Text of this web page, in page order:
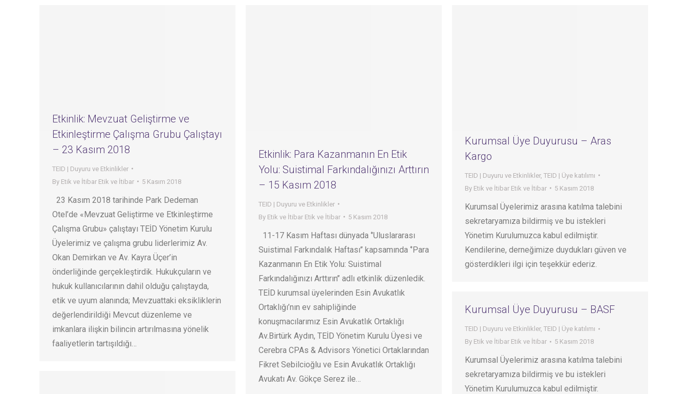
Etkinlik: Mevzuat Geliştirme ve
Etkinleştirme Çalışma Grubu Çalıştayı
– 23 Kasım 2018
TEID | Duyuru ve Etkinlikler
By Etik ve İtibar Etik ve İtibar 5 Kasım 2018
23 Kasım 2018 tarihinde Park Dedeman
Otel’de «Mevzuat Geliştirme ve Etkinleştirme
Çalışma Grubu» çalıştayı TEİD Yönetim Kurulu
Üyelerimiz ve çalışma grubu liderlerimiz Av.
Okan Demirkan ve Av. Kayra Üçer’in
önderliğinde gerçekleştirdik. Hukukçuların ve
hukuk kullanıcılarının dahil olduğu çalıştayda,
etik ve uyum alanında; Mevzuattaki eksikliklerin
değerlendirildiği Mevcut düzenleme ve
imkanlara ilişkin bilincin artırılmasına yönelik
faaliyetlerin tartışıldığı…
Etkinlik: Para Kazanmanın En Etik
Yolu: Suistimal Farkındalığınızı Arttırın
– 15 Kasım 2018
TEID | Duyuru ve Etkinlikler
By Etik ve İtibar Etik ve İtibar 5 Kasım 2018
11-17 Kasım Haftası dünyada ‘’Uluslararası
Suistimal Farkındalık Haftası’’ kapsamında ‘’Para
Kazanmanın En Etik Yolu: Suistimal
Farkındalığınızı Arttırın’’ adlı etkinlik düzenledik.
TEİD kurumsal üyelerinden Esin Avukatlık
Ortaklığı’nın ev sahipliğinde
konuşmacılarımız Esin Avukatlık Ortaklığı
Av.Birtürk Aydın, TEİD Yönetim Kurulu Üyesi ve
Cerebra CPAs & Advisors Yönetici Ortaklarından
Fikret Sebilcioğlu ve Esin Avukatlık Ortaklığı
Avukatı Av. Gökçe Serez ile…
Kurumsal Üye Duyurusu – Aras
Kargo
TEID | Duyuru ve Etkinlikler, TEID | Üye katılımı
By Etik ve İtibar Etik ve İtibar 5 Kasım 2018
Kurumsal Üyelerimiz arasına katılma talebini
sekretaryamıza bildirmiş ve bu istekleri
Yönetim Kurulumuzca kabul edilmiştir.
Kendilerine, derneğimize duydukları güven ve
gösterdikleri ilgi için teşekkür ederiz.
Kurumsal Üye Duyurusu – BASF
TEID | Duyuru ve Etkinlikler, TEID | Üye katılımı
By Etik ve İtibar Etik ve İtibar 5 Kasım 2018
Kurumsal Üyelerimiz arasına katılma talebini
sekretaryamıza bildirmiş ve bu istekleri
Yönetim Kurulumuzca kabul edilmiştir.